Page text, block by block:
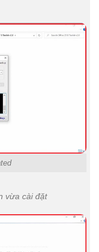
vừa cài đặt